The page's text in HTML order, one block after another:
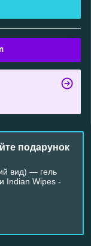
подарунок
вид) — гель
Indian Wipes -